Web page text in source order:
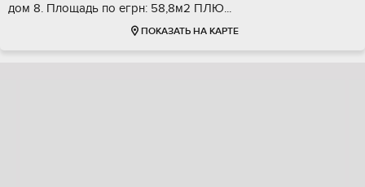
дом 8. Плoщaдь по eгpн: 58,8м2 ПЛЮ...
ПОКАЗАТЬ НА КАРТЕ